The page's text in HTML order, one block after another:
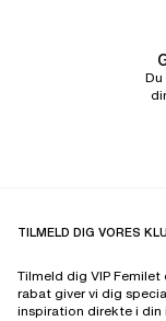
TILMELD DIG VORES
Tilmeld dig VIP
rabat giver vi dig
inspiration direkte i